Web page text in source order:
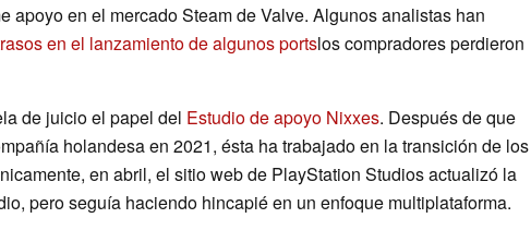
apoyo en el mercado Steam de Valve. Algunos analistas han
en el lanzamiento de algunos portslos compradores perdieron
de juicio el papel del Estudio de apoyo Nixxes. Después de que
holandesa en 2021, ésta ha trabajado en la transición de los
en abril, el sitio web de PlayStation Studios actualizó la
pero seguía haciendo hincapié en un enfoque multiplataforma.